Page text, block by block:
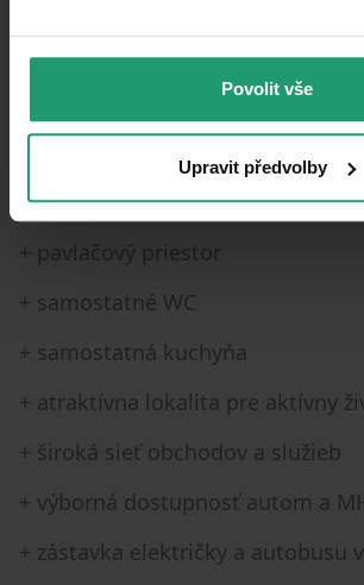
Povolit vše
Upravit předvolby
* poschodie: vyvýšené prízemie
* orientácia bytu: východ - západ
+ vybavený byt, stačí sa
+ pavlačový priestor
+ samostatné WC
+ samostatná kuchyňa
+ atraktívna lokalita pre aktívny
+ široká sieť obchodov a služieb
+ výborná dostupnosť autom a
+ zástavka električky a autobusu